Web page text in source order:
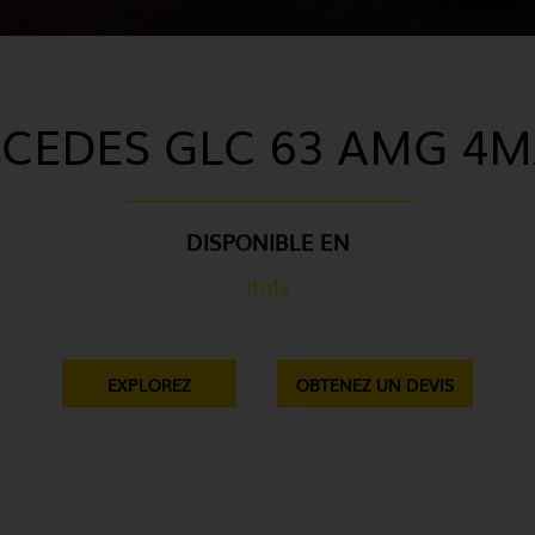
GLC 63 AMG
DISPONIBLE EN
Italy
EXPLOREZ OBTENEZ UN DEVIS